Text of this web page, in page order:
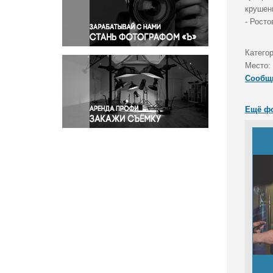
Правосудие
Происшествия и конфликты
Религия
Светская жизнь
Спорт
Экология
Экономика и бизнес
-
Место:
Ещё